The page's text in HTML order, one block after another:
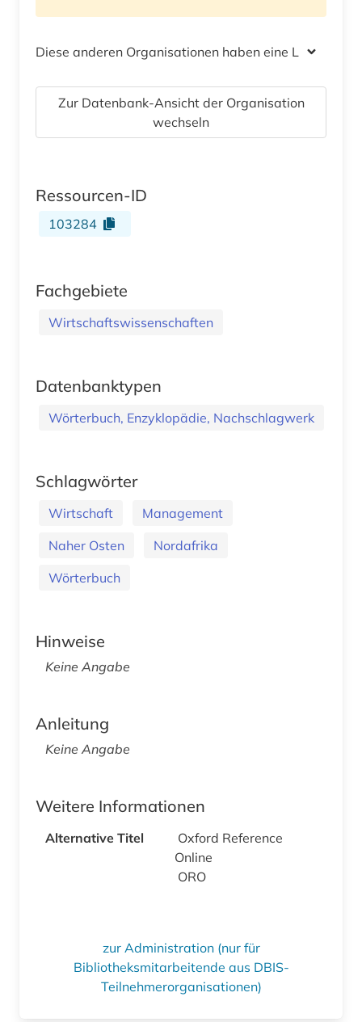
Diese anderen Organisationen haben eine Lizenz
Zur Datenbank-Ansicht der Organisation
wechseln
Ressourcen-ID
103284
Fachgebiete
Wirtschaftswissenschaften
Datenbanktypen
Wörterbuch, Enzyklopädie, Nachschlagwerk
Schlagwörter
Wirtschaft
Management
Naher Osten
Nordafrika
Wörterbuch
Hinweise
Keine Angabe
Anleitung
Keine Angabe
Weitere Informationen
Alternative Titel
Oxford Reference
Online
ORO
zur Administration (nur für
Bibliotheksmitarbeitende aus DBIS-
Teilnehmerorganisationen)